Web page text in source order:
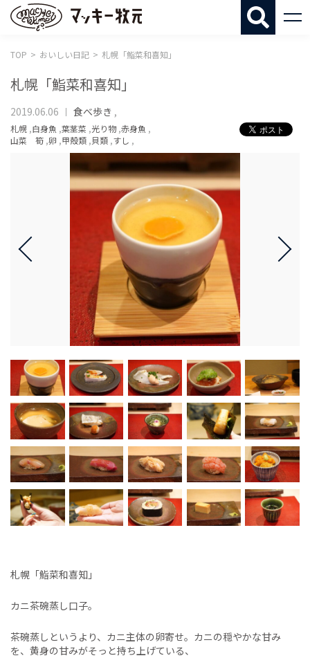
TOP おいしい日記 札幌「鮨菜和喜知」
札幌「鮨菜和喜知」
2019.06.06 食べ歩き ,
札幌 ,白身魚 ,葉茎菜 ,光り物,赤身魚 ,
山菜 筍 ,卵 ,甲殻類 ,貝類 ,すし ,
札幌「鮨菜和喜知」
カニ茶碗蒸し口子。
茶碗蒸しというより、カニ主体の卵寄せ。カニの穏やかな甘み
を、黄身の甘みがそっと持ち上げている、